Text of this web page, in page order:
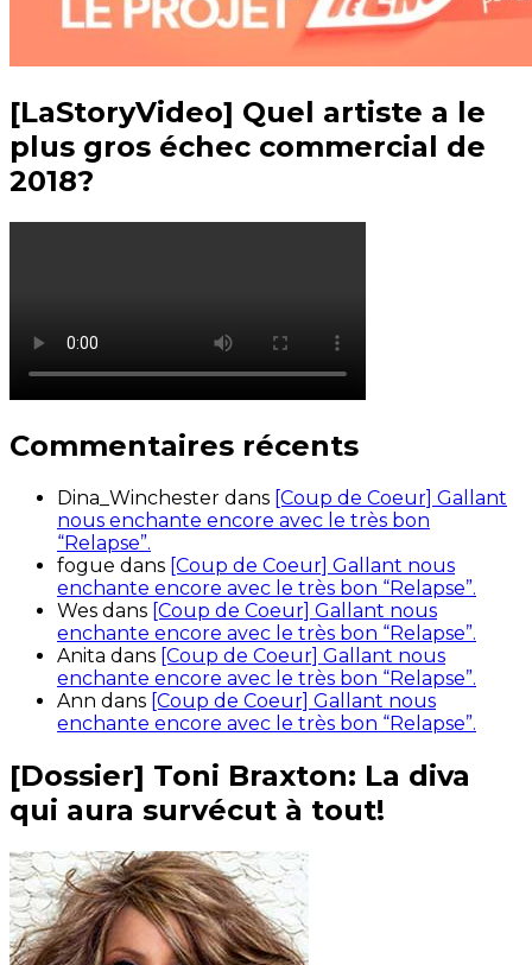
[LaStoryVideo] Quel artiste a le
plus gros échec commercial de
2018?
Commentaires récents
Dina_Winchester dans [Coup de Coeur] Gallant
nous enchante encore avec le très bon
“Relapse”.
fogue dans [Coup de Coeur] Gallant nous
enchante encore avec le très bon “Relapse”.
Wes dans [Coup de Coeur] Gallant nous
enchante encore avec le très bon “Relapse”.
Anita dans [Coup de Coeur] Gallant nous
enchante encore avec le très bon “Relapse”.
Ann dans [Coup de Coeur] Gallant nous
enchante encore avec le très bon “Relapse”.
[Dossier] Toni Braxton: La diva
qui aura survécut à tout!